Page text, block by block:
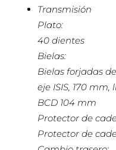
Transmisión
Plato:
40 dientes
Bielas:
Bielas forjadas
eje ISIS, 170
BCD 104 mm
Protector de
Protector de